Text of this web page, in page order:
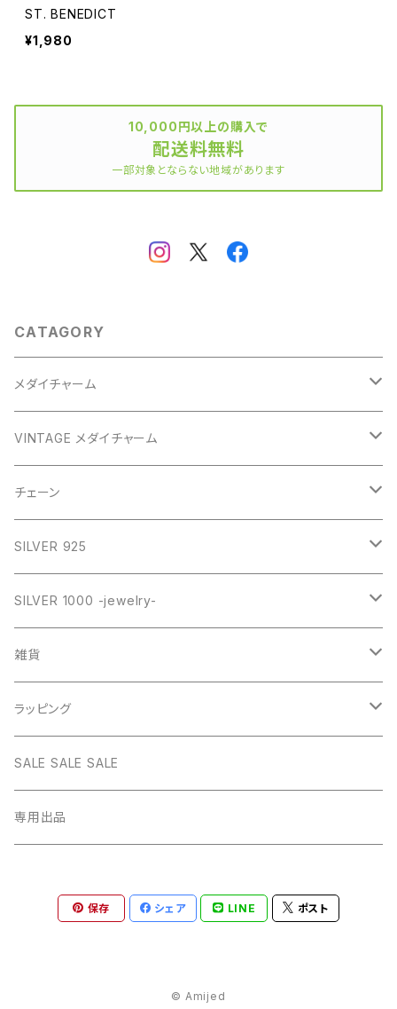
ST. BENEDICT
¥1,980
10,000円以上の購入で
配送料無料
一部対象とならない地域があります
CATAGORY
メダイチャーム
GOLD
GOLD
SILVER
PICTURE
RED
SILVER
GOLD
SILVER
PICTURE
VINTAGE
STAINLESS
VINTAGE メダイチャーム
CROSS
HEART
RING
チェーン
ネックレス
ネックレス SILVER925
ネックレス GOLD
SILVER 925
RING collection
daily
star
BANGLE
CHOKER
EARRING
SILVER 1000 -jewelry-
オリジナルチャーム
チェーン
雑貨
インテリア
MEXICAN CROSS
オリジナルポーチ
Pouch S
Pouch L
ナップサック
ラッピング
ネックレスギフトBOX
ラッピング
SALE SALE SALE
専用出品
保存 シェア LINE ポスト
© Amijed